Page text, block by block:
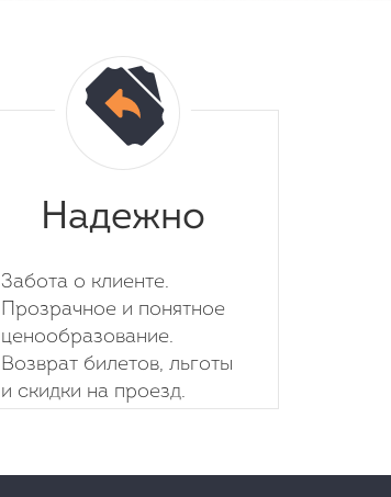
Надежно
Забота о клиенте.
Прозрачное и понятное
ценообразование.
Возврат билетов, льготы
и скидки на проезд.